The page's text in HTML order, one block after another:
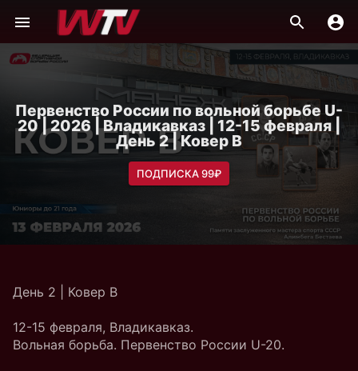
Первенство России по вольной борьбе U-
20 | 2026 | Владикавказ | 12-15 февраля |
День 2 | Ковер B
ПОДПИСКА 99₽
День 2 | Ковер B
12-15 февраля, Владикавказ.
Вольная борьба. Первенство России U-20.